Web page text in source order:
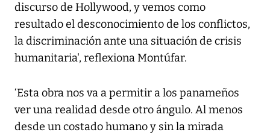
discurso de Hollywood, y vemos como
resultado el desconocimiento de los conflictos,
la discriminación ante una situación de crisis
humanitaria', reflexiona Montúfar.
‘Esta obra nos va a permitir a los panameños
ver una realidad desde otro ángulo. Al menos
desde un costado humano y sin la mirada